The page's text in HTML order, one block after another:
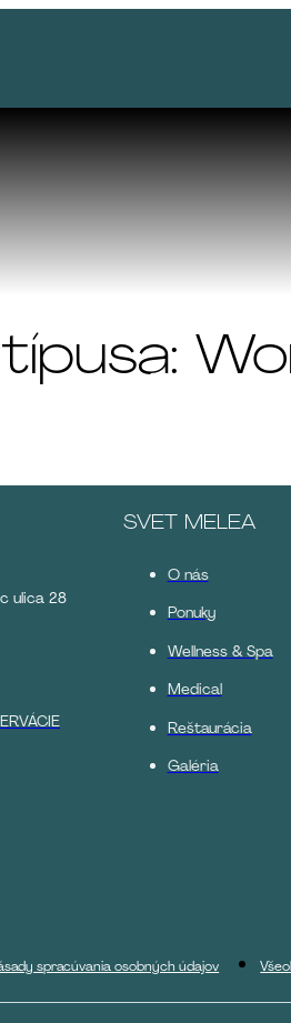
ulica 28
SVET MELEA
O nás
Ponuky
Wellness & Spa
Medical
Reštaurácia
Galéria
spracúvania osobných údajov